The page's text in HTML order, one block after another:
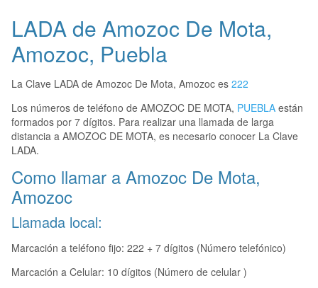
LADA de Amozoc De Mota,
Amozoc, Puebla
La Clave LADA de Amozoc De Mota, Amozoc es 222
Los números de teléfono de AMOZOC DE MOTA, PUEBLA están
formados por 7 dígitos. Para realizar una llamada de larga
distancia a AMOZOC DE MOTA, es necesario conocer La Clave
LADA.
Como llamar a Amozoc De Mota,
Amozoc
Llamada local:
Marcación a teléfono fijo: 222 + 7 dígitos (Número telefónico)
Marcación a Celular: 10 dígitos (Número de celular )